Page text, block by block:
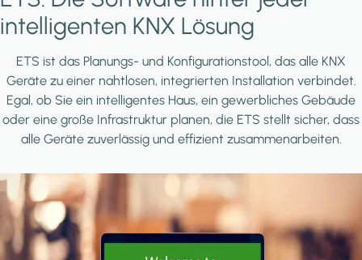
intelligenten KNX Lösung
ETS ist das Planungs- und Konfigurationstool, das alle KNX
Geräte zu einer nahtlosen, integrierten Installation verbindet.
Egal, ob Sie ein intelligentes Haus, ein gewerbliches Gebäude
oder eine große Infrastruktur planen, die ETS stellt sicher, dass
alle Geräte zuverlässig und effizient zusammenarbeiten.
Image